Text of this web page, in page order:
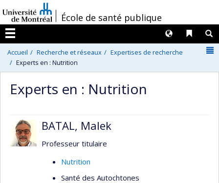
au
contenu
/École de santé publique
Menu
Liens
Langues
Accueil Recherche et réseaux
Expertises de recherche
Experts en : Nutrition
Experts en : Nutrition
BATAL, Malek
Professeur titulaire
Nutrition
Santé des Autochtones